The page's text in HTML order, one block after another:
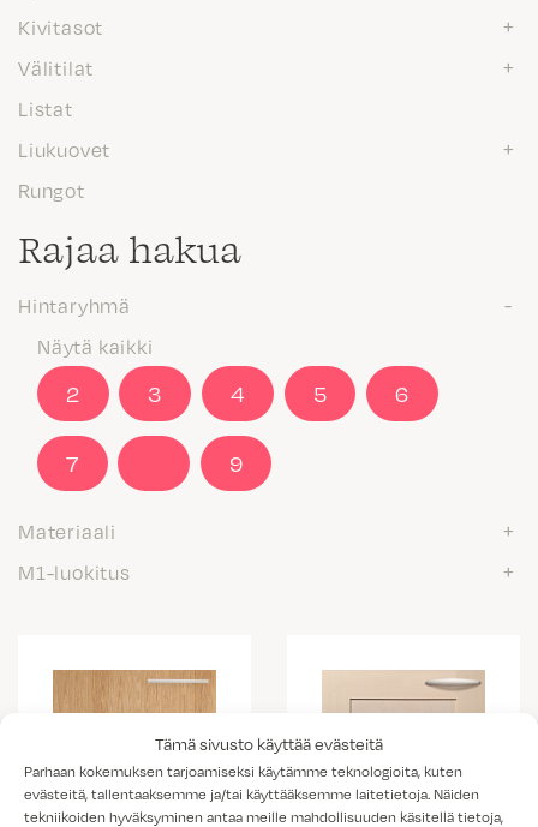
Tämä sivusto käyttää evästeitä
Parhaan kokemuksen tarjoamiseksi käytämme teknologioita, kuten
evästeitä, tallentaaksemme ja/tai käyttääksemme laitetietoja. Näiden
tekniikoiden hyväksyminen antaa meille mahdollisuuden käsitellä tietoja,
Kivitasot
Välitilat
Listat
Liukuovet
Rungot
Rajaa hakua
Hintaryhmä
Näytä kaikki
2 3 4 5 6
7 9
Materiaali
M1-luokitus